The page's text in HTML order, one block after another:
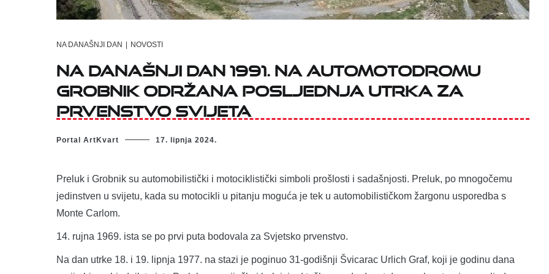
NA DANAŠNJI DAN NOVOSTI
Na današnji dan 1991. na automotodromu
Grobnik održana posljednja utrka za
prvenstvo svijeta
Portal ArtKvart 17. lipnja 2024.
Preluk i Grobnik su automobilistički i motociklistički simboli prošlosti i sadašnjosti. Preluk, po mnogočemu
jedinstven u svijetu, kada su motocikli u pitanju moguća je tek u automobilističkom žargonu usporedba s
Monte Carlom.
14. rujna 1969. ista se po prvi puta bodovala za Svjetsko prvenstvo.
Na dan utrke 18. i 19. lipnja 1977. na stazi je poginuo 31-godišnji Švicarac Urlich Graf, koji je godinu dana